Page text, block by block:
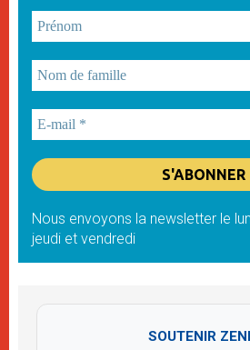
Nous envoyons la newsletter le
jeudi et vendredi
SOUTENIR